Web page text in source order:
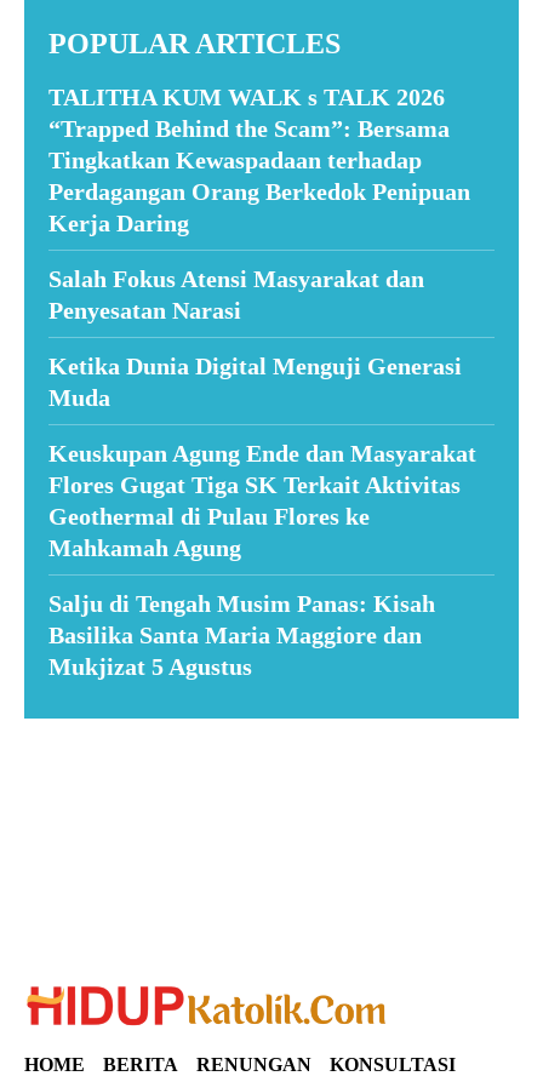
POPULAR ARTICLES
TALITHA KUM WALK s TALK 2026
“Trapped Behind the Scam”: Bersama
Tingkatkan Kewaspadaan terhadap
Perdagangan Orang Berkedok Penipuan
Kerja Daring
Salah Fokus Atensi Masyarakat dan
Penyesatan Narasi
Ketika Dunia Digital Menguji Generasi
Muda
Keuskupan Agung Ende dan Masyarakat
Flores Gugat Tiga SK Terkait Aktivitas
Geothermal di Pulau Flores ke
Mahkamah Agung
Salju di Tengah Musim Panas: Kisah
Basilika Santa Maria Maggiore dan
Mukjizat 5 Agustus
HOME BERITA RENUNGAN
KONSULTASI